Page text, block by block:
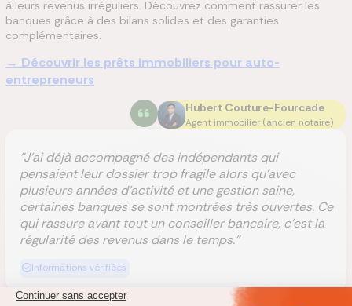
à leurs revenus irréguliers. Découvrez comment rassurer les
banques grâce à des bilans solides et des garanties
complémentaires.
→ Découvrir les prêts immobiliers pour auto-
entrepreneurs
Hubert Couture-Fourcade
Agent immobilier (ancien notaire)
"J'ai déjà accompagné des indépendants qui
pensaient leur dossier trop fragile alors qu'avec
plusieurs années d'activité et une gestion saine,
certaines banques se sont montrées très ouvertes. Ce
qui rassure avant tout un conseiller bancaire, c'est la
régularité des revenus dans le temps."
Informations vérifiées